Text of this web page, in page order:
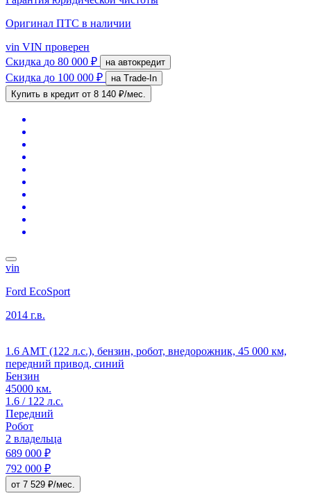
Оригинал ПТС в наличии
vin VIN проверен
Скидка до 80 000 ₽ на автокредит
Скидка до 100 000 ₽
на Trade-In
Купить в кредит от 8 140 ₽/мес.
vin
Ford EcoSport
2014 г.в.
1.6 AMT (122 л.с.), бензин, робот, внедорожник, 45 000 км,
передний привод, синий
Бензин
45000 км.
1.6 / 122 л.с.
Передний
Робот
2 владельца
689 000 ₽
792 000 ₽
от 7 529 ₽/мес.